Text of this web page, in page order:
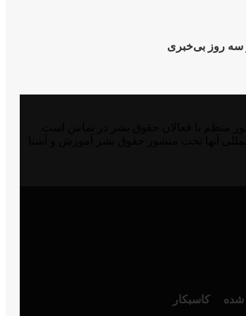
سە روز بی‌خبری
شدە
کاسبکار